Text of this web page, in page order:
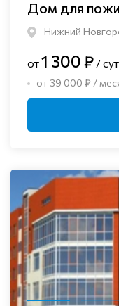
Дом для
Нижний
от1 300 ₽ /
от 39 000 ₽ /